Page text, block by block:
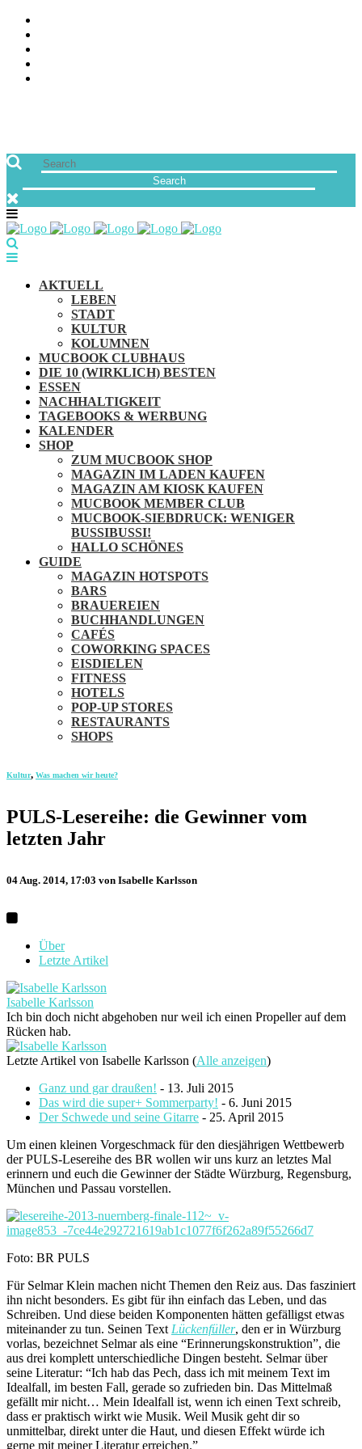
AKTUELL
LEBEN
STADT
KULTUR
KOLUMNEN
MUCBOOK CLUBHAUS
DIE 10 (WIRKLICH) BESTEN
ESSEN
NACHHALTIGKEIT
TAGEBOOKS & WERBUNG
KALENDER
SHOP
ZUM MUCBOOK SHOP
MAGAZIN IM LADEN KAUFEN
MAGAZIN AM KIOSK KAUFEN
MUCBOOK MEMBER CLUB
MUCBOOK-SIEBDRUCK: WENIGER
BUSSIBUSSI!
HALLO SCHÖNES
GUIDE
MAGAZIN HOTSPOTS
BARS
BRAUEREIEN
BUCHHANDLUNGEN
CAFÉS
COWORKING SPACES
EISDIELEN
FITNESS
HOTELS
POP-UP STORES
RESTAURANTS
SHOPS
Kultur, Was machen wir heute?
PULS-Lesereihe: die Gewinner vom
letzten Jahr
04 Aug. 2014, 17:03 von Isabelle Karlsson
Über
Letzte Artikel
Isabelle Karlsson
Ich bin doch nicht abgehoben nur weil ich einen Propeller auf dem
Rücken hab.
Letzte Artikel von Isabelle Karlsson (Alle anzeigen)
Ganz und gar draußen! - 13. Juli 2015
Das wird die super+ Sommerparty! - 6. Juni 2015
Der Schwede und seine Gitarre - 25. April 2015
Um einen kleinen Vorgeschmack für den diesjährigen Wettbewerb
der PULS-Lesereihe des BR wollen wir uns kurz an letztes Mal
erinnern und euch die Gewinner der Städte Würzburg, Regensburg,
München und Passau vorstellen.
Foto: BR PULS
Für Selmar Klein machen nicht Themen den Reiz aus. Das fasziniert
ihn nicht besonders. Es gibt für ihn einfach das Leben, und das
Schreiben. Und diese beiden Komponenten hätten gefälligst etwas
miteinander zu tun. Seinen Text Lückenfüller, den er in Würzburg
vorlas, bezeichnet Selmar als eine “Erinnerungskonstruktion”, die
aus drei komplett unterschiedliche Dingen besteht. Selmar über
seine Literatur: “Ich hab das Pech, dass ich mit meinem Text im
Idealfall, im besten Fall, gerade so zufrieden bin. Das Mittelmaß
gefällt mir nicht… Mein Idealfall ist, wenn ich einen Text schreib,
dass er praktisch wirkt wie Musik. Weil Musik geht dir so
unmittelbar, direkt unter die Haut, und diesen Effekt würde ich
gerne mit meiner Literatur erreichen.”